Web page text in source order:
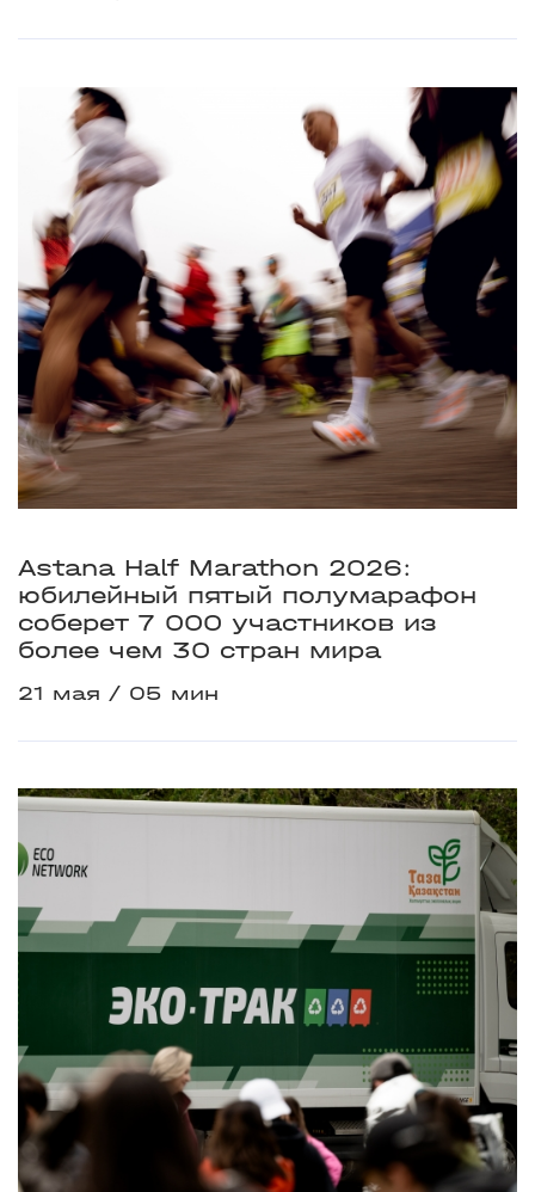
Astana Half Marathon 2026:
юбилейный пятый полумарафон
соберет 7 000 участников из
более чем 30 стран мира
21 мая 05 мин